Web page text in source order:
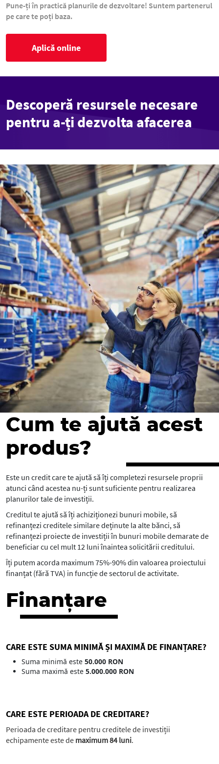
Pune-ți în practică planurile de dezvoltare! Suntem partenerul
pe care te poți baza.
Aplică online
Descoperă resursele necesare
pentru a-ți dezvolta afacerea
Cum te ajută acest
produs?
Este un credit care te ajută să îți completezi resursele proprii
atunci când acestea nu-ți sunt suficiente pentru realizarea
planurilor tale de investiții.
Creditul te ajută să îți achiziționezi bunuri mobile, să
refinanțezi creditele similare deținute la alte bănci, să
refinanțezi proiecte de investiții în bunuri mobile demarate de
beneficiar cu cel mult 12 luni înaintea solicitării creditului.
Îți putem acorda maximum 75%-90% din valoarea proiectului
finanțat (fără TVA) in funcție de sectorul de activitate.
Finanțare
CARE ESTE SUMA MINIMĂ ȘI MAXIMĂ DE FINANȚARE?
Suma minimă este 50.000 RON
Suma maximă este 5.000.000 RON
CARE ESTE PERIOADA DE CREDITARE?
Perioada de creditare pentru creditele de investiții
echipamente este de maximum 84 luni.